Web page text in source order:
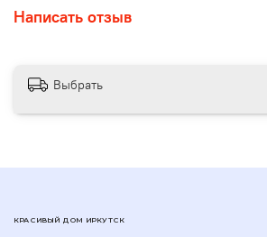
Написать отзыв
Выбрать
КРАСИВЫЙ ДОМ ИРКУТСК